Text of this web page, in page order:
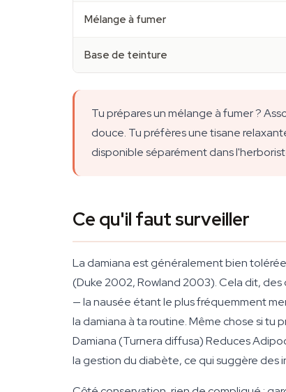
Mélange à fumer
Base de teinture
Tu prépares un mélange à fumer ?
douce. Tu préfères une tisane
disponible séparément dans
Ce qu'il faut surveiller
La damiana est généralement bien
(Duke 2002, Rowland 2003). Cela dit,
— la nausée étant le plus fréquemment
la damiana à ta routine. Même chose si tu
Damiana (Turnera diffusa) Reduces
la gestion du diabète, ce qui suggère des